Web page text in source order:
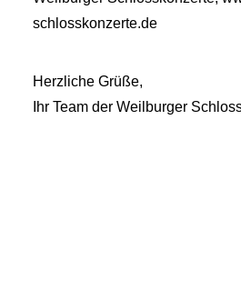
schlosskonzerte.de
Herzliche Grüße,
Ihr Team der Weilburger